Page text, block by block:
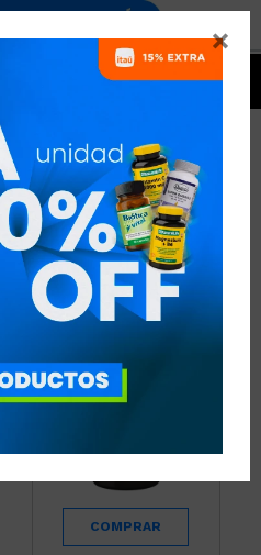

QUITAR FILTROS
RECOMENDADOS